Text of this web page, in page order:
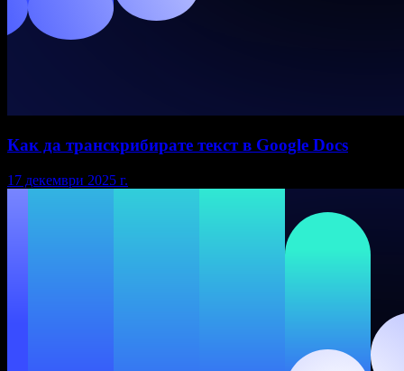
Как да транскрибирате текст в Google Docs
17 декември 2025 г.